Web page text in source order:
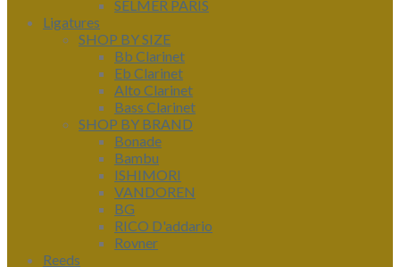
SELMER PARIS
Ligatures
SHOP BY SIZE
Bb Clarinet
Eb Clarinet
Alto Clarinet
Bass Clarinet
SHOP BY BRAND
Bonade
Bambu
ISHIMORI
VANDOREN
BG
RICO D'addario
Rovner
Reeds